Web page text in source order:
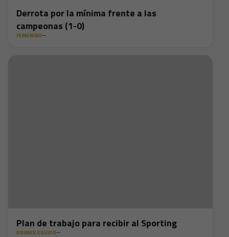
Derrota por la mínima frente a las
campeonas (1-0)
FEMENINO
Plan de trabajo para recibir al Sporting
PRIMER EQUIPO